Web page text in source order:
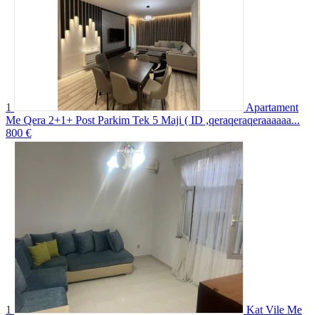
1
Apartament
Me Qera 2+1+ Post Parkim Tek 5 Maji ( ID ,qeraqeraqeraaaaaa...
800 €
1
Kat Vile Me